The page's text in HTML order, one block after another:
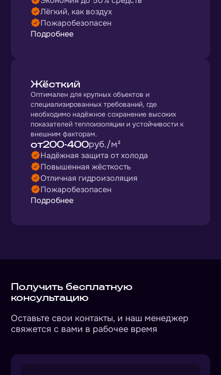
Лёгкий, как воздух
Пожаробезопасен
Подробнее
Жёсткий
Оптимален для крупных объектов и
специализированных требований, где
необходимо надёжное сохранение высоких
показателей теплоизоляции и устойчивости к
внешним факторам.
от200-400руб./м²
Надёжная защита от холода
Повышенная жёсткость
Отличная гидроизоляция
Пожаробезопасен
Подробнее
Получить бесплатную
консультацию
Оставьте свои контакты, и наш менеджер
свяжется с вами в рабочее время